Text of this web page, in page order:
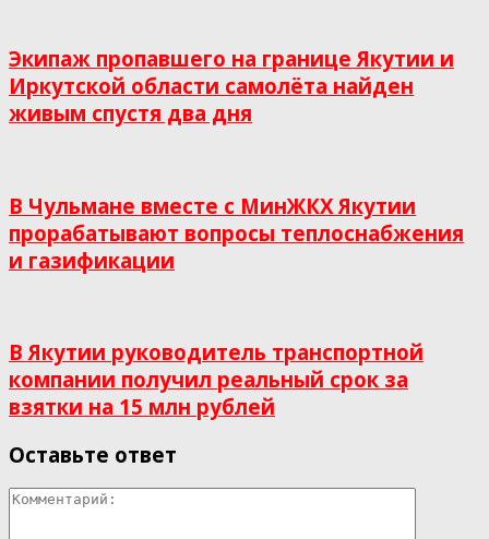
Экипаж пропавшего на границе Якутии и
Иркутской области самолёта найден
живым спустя два дня
В Чульмане вместе с МинЖКХ Якутии
прорабатывают вопросы теплоснабжения
и газификации
В Якутии руководитель транспортной
компании получил реальный срок за
взятки на 15 млн рублей
Оставьте ответ